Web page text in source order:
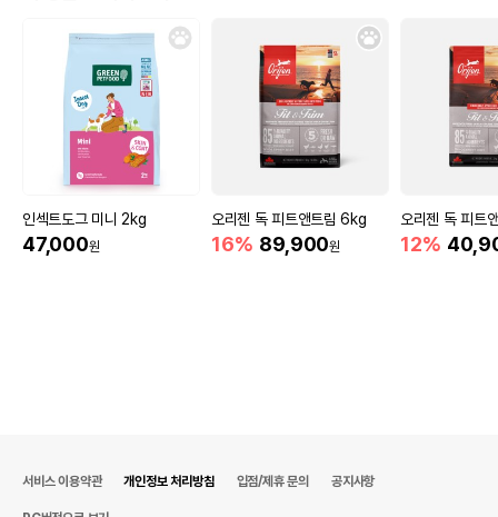
인섹트도그 미니 2kg
47,000원
오리젠 독 피트앤트림 6kg
16% 89,900원
오리젠 독 피트
12%
서비스 이용약관 개인정보 처리방침 입점/제휴 문의 공지사항